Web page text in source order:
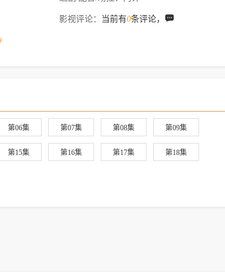
影视评论： 当前有0条评论，
第06集 第07集 第08集 第09集
第15集 第16集 第17集 第18集